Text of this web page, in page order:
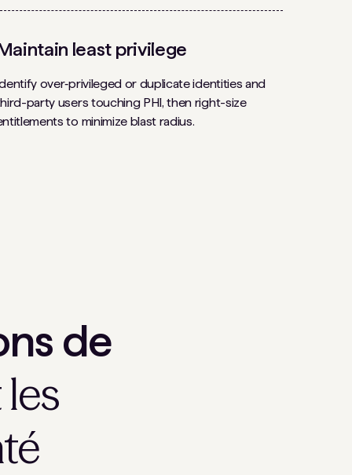
least privilege
over‑privileged or duplicate identities and
party users touching PHI, then right-size
to minimize blast radius.
de